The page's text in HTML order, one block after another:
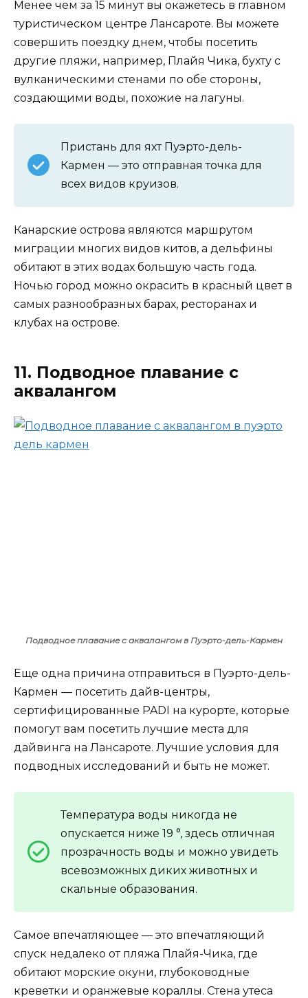
Менее чем за 15 минут вы окажетесь в главном
туристическом центре Лансароте. Вы можете
совершить поездку днем, чтобы посетить
другие пляжи, например, Плайя Чика, бухту с
вулканическими стенами по обе стороны,
создающими воды, похожие на лагуны.
Пристань для яхт Пуэрто-дель-
Кармен — это отправная точка для
всех видов круизов.
Канарские острова являются маршрутом
миграции многих видов китов, а дельфины
обитают в этих водах большую часть года.
Ночью город можно окрасить в красный цвет в
самых разнообразных барах, ресторанах и
клубах на острове.
11. Подводное плавание с
аквалангом
Подводное плавание с аквалангом в Пуэрто-дель-Кармен
Еще одна причина отправиться в Пуэрто-дель-
Кармен — посетить дайв-центры,
сертифицированные PADI на курорте, которые
помогут вам посетить лучшие места для
дайвинга на Лансароте. Лучшие условия для
подводных исследований и быть не может.
Температура воды никогда не
опускается ниже 19 °, здесь отличная
прозрачность воды и можно увидеть
всевозможных диких животных и
скальные образования.
Самое впечатляющее — это впечатляющий
спуск недалеко от пляжа Плайя-Чика, где
обитают морские окуни, глубоководные
креветки и оранжевые кораллы. Стена утеса